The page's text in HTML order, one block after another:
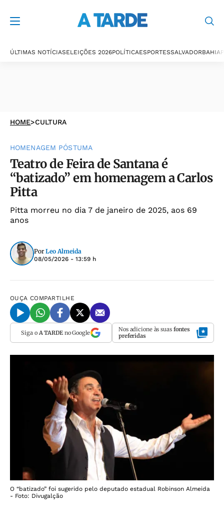
ÚLTIMAS NOTÍCIASELEIÇÕES 2026POLÍTICAESPORTESSALVADORBAHIA
HOME>CULTURA
HOMENAGEM PÓSTUMA
Teatro de Feira de Santana é
“batizado” em homenagem a Carlos
Pitta
Pitta morreu no dia 7 de janeiro de 2025, aos 69
anos
Por Leo Almeida
08/05/2026 - 13:59 h
OUÇA COMPARTILHE
Siga o A TARDEno Google Nos adicione às suas fontes
preferidas
O “batizado” foi sugerido pelo deputado estadual Robinson Almeida
- Foto: Divugalção